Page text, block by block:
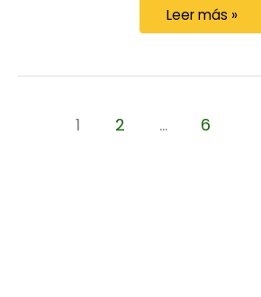
Jersey
Marinero
Leer más »
1 2 … 6